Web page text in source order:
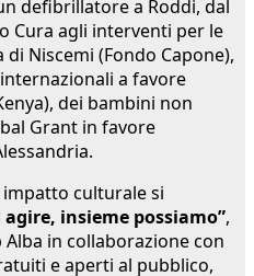
defibrillatore a Roddi, dal
Cura agli interventi per le
Niscemi (Fondo Capone),
a favore
dei bambini non
Grant in favore
culturale si
insieme possiamo”,
in collaborazione con
e aperti al pubblico,